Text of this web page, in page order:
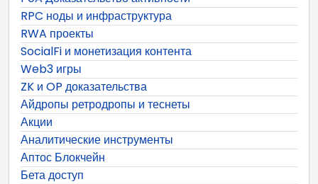
RPC ноды и инфраструктура
RWA проекты
SocialFi и монетизация контента
Web3 игры
ZK и OP доказательства
Айдропы ретродропы и теснеты
Акции
Аналитические инструменты
Аптос Блокчейн
Бета доступ